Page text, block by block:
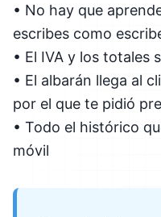
• No hay que
escribes como
• El IVA y los totales
• El albarán llega al
por el que te pidió
• Todo el histórico
móvil